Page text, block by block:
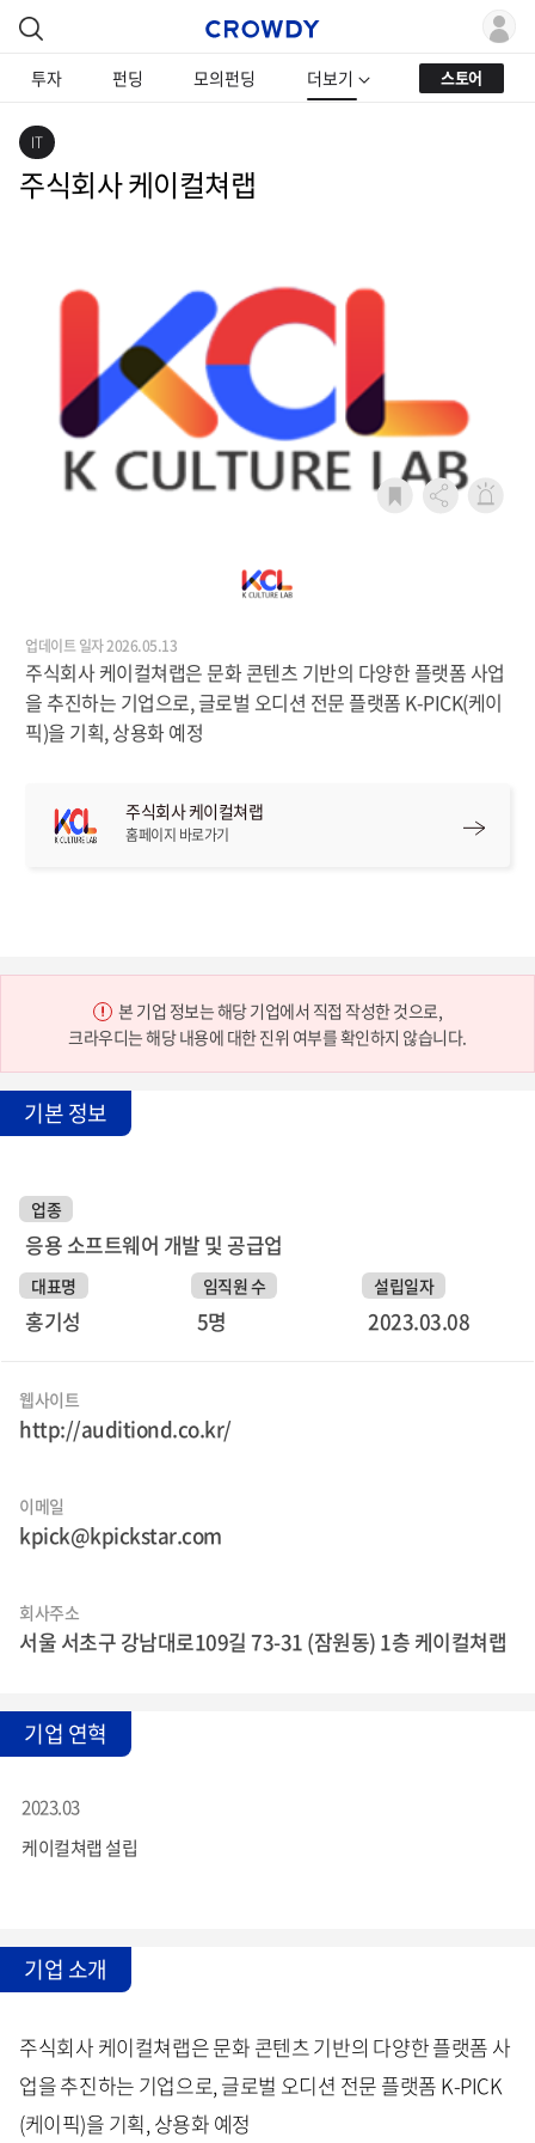
투자 펀딩 모의펀딩 더보기 스토어
IT
주식회사 케이컬쳐랩
업데이트 일자 2026.05.13
주식회사 케이컬쳐랩은 문화 콘텐츠 기반의 다양한 플랫폼 사업
을 추진하는 기업으로, 글로벌 오디션 전문 플랫폼 K-PICK(케이
픽)을 기획, 상용화 예정
주식회사 케이컬쳐랩
홈페이지 바로가기
본 기업 정보는 해당 기업에서 직접 작성한 것으로,
크라우디는 해당 내용에 대한 진위 여부를 확인하지 않습니다.
기본 정보
업종
응용 소프트웨어 개발 및 공급업
대표명
홍기성
임직원 수
5명
설립일자
2023.03.08
웹사이트
http://auditiond.co.kr/
이메일
kpick@kpickstar.com
회사주소
서울 서초구 강남대로109길 73-31 (잠원동) 1층 케이컬쳐랩
기업 연혁
2023.03
케이컬쳐랩 설립
기업 소개
주식회사 케이컬쳐랩은 문화 콘텐츠 기반의 다양한 플랫폼 사
업을 추진하는 기업으로, 글로벌 오디션 전문 플랫폼 K-PICK
(케이픽)을 기획, 상용화 예정